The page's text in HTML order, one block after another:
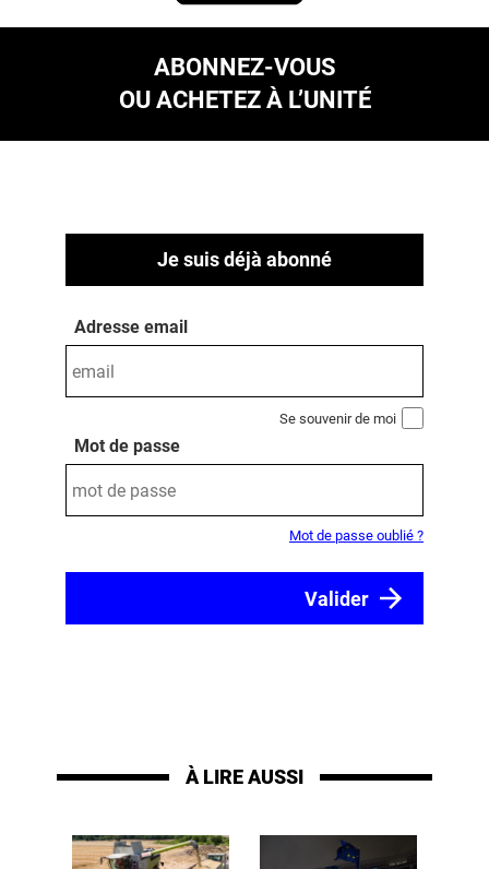
ABONNEZ-VOUS
OU ACHETEZ À L’UNITÉ
Je suis déjà abonné
Adresse email
Se souvenir de moi
Mot de passe
Mot de passe oublié ?
À LIRE AUSSI